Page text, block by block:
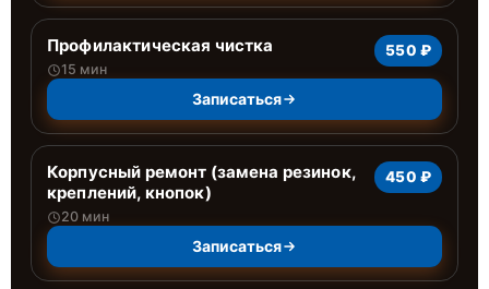
Профилактическая чистка
15 мин
550 ₽
Записаться
Корпусный ремонт (замена резинок,
креплений, кнопок)
20 мин
450 ₽
Записаться